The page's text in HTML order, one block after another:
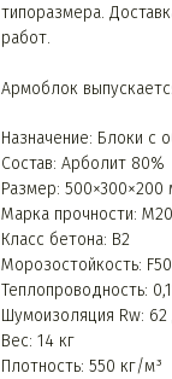
типоразмера.
работ.
Армоблок
Назначение: Блоки с
Состав: Арболит 80%
Размер: 500×300×200
Марка прочности: М20
Класс бетона: B2
Морозостойкость: F50
Теплопроводность:
Шумоизоляция Rw: 62
Вес: 14 кг
Плотность: 550 кг/м³